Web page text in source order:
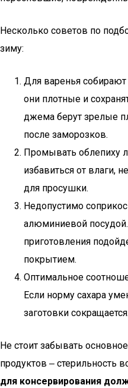
Несколько советов по
зиму:
Для варенья собирают
они плотные и
джема берут зрелые
после заморозков.
Промывать облепиху
избавиться от влаги,
для просушки.
Недопустимо
алюминиевой
приготовления
покрытием.
Оптимальное
Если норму сахара
заготовки сокращается.
Не стоит забывать
продуктов ‒ стерильность
для консервирования